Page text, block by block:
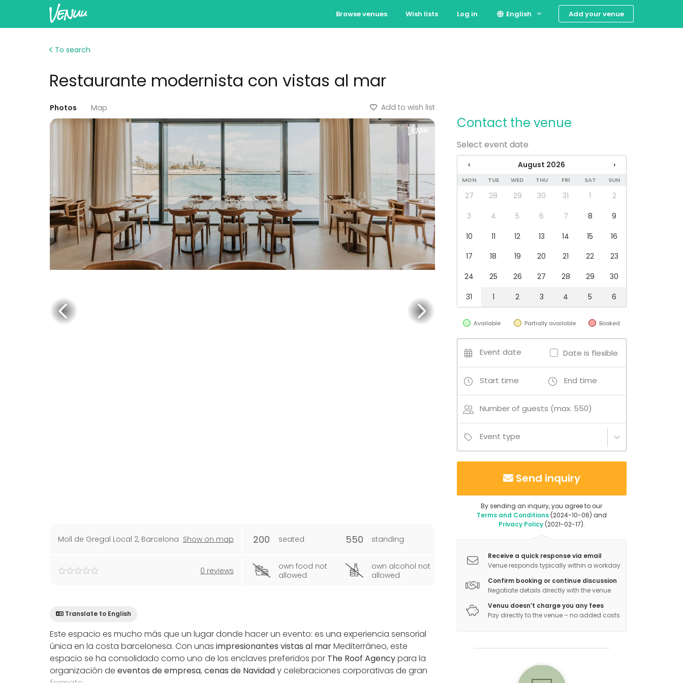
Browse venues Wish lists Log in English Add your venue
To search
Restaurante modernista con vistas al mar
Photos Map Add to wish list
Moll de Gregal Local 2, Barcelona Show on map
0 reviews
200 seated 550 standing
own food not
allowed
own alcohol not
allowed
Translate to English
Este espacio es mucho más que un lugar donde hacer un evento: es una experiencia sensorial
única en la costa barcelonesa. Con unas impresionantes vistas al marMediterráneo, este
espacio se ha consolidado como uno de los enclaves preferidos por The Roof Agencypara la
organización de eventos de empresa, cenas de Navidady celebraciones corporativas de gran
Contact the venue
Select event date
‹ August 2026 ›
MON TUE WED THU FRI SAT SUN
27 28 29 30 31 1
2
3
4 5 6 7 8
9
10
11 12 13 14 15
16
17
18 19 20 21 22
23
24
25 26 27 28 29
30
31
1 2 3 4 5 6
Available Partially available Booked
Event date Date is flexible
Start time End time
Number of guests (max. 550)
Event type
Send inquiry
By sending an inquiry, you agree to our
Terms and Conditions(2024-10-06) and
Privacy Policy(2021-02-17).
Receive a quick response via email
Venue responds typically within a workday
Confirm booking or continue discussion
Negotiate details directly with the venue
Venuu doesn’t charge you any fees
Pay directly to the venue – no added costs